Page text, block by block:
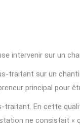
intervenir sur un
traitant sur un
principal pour
En cette
ne consistait «